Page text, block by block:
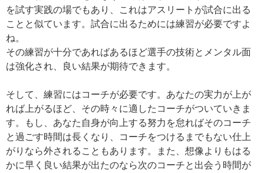
を試す実践の場でもあり、これはアスリートが試合に出る
ことと似ています。試合に出るためには練習が必要ですよ
ね。
その練習が十分であればあるほど選手の技術とメンタル面
は強化され、良い結果が期待できます。
そして、練習にはコーチが必要です。あなたの実力が上が
れば上がるほど、その時々に適したコーチがついていきま
す。もし、あなた自身が向上する努力を怠ればそのコーチ
と過ごす時間は長くなり、コーチをつけるまでもない仕上
がりなら外されることもあります。また、想像よりもはる
かに早く良い結果が出たのなら次のコーチと出会う時間が